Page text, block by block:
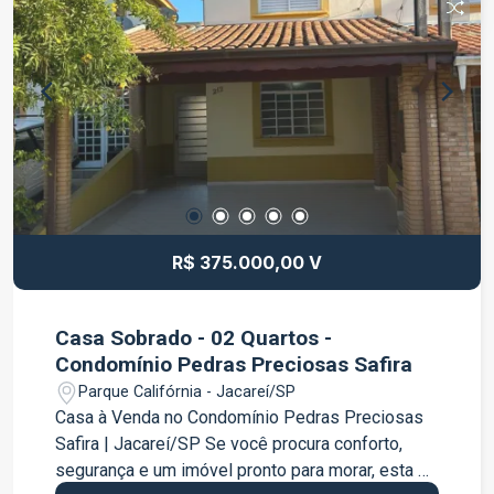
Seu novo lar espera por você!
suíte master com móveis planejados, escritório,
closet e sacada ar-condicionado nos quartos
Garagem para 2 veículos. Uma excelente
oportunidade para quem busca conforto,
funcionalidade e segurança em um dos melhores
condomínios da região. Entre em contato para
mais informações e agende uma visita.
R$ 375.000,00 V
Casa Sobrado - 02 Quartos -
Condomínio Pedras Preciosas Safira
Parque Califórnia - Jacareí/SP
Casa à Venda no Condomínio Pedras Preciosas
Safira | Jacareí/SP Se você procura conforto,
segurança e um imóvel pronto para morar, esta é